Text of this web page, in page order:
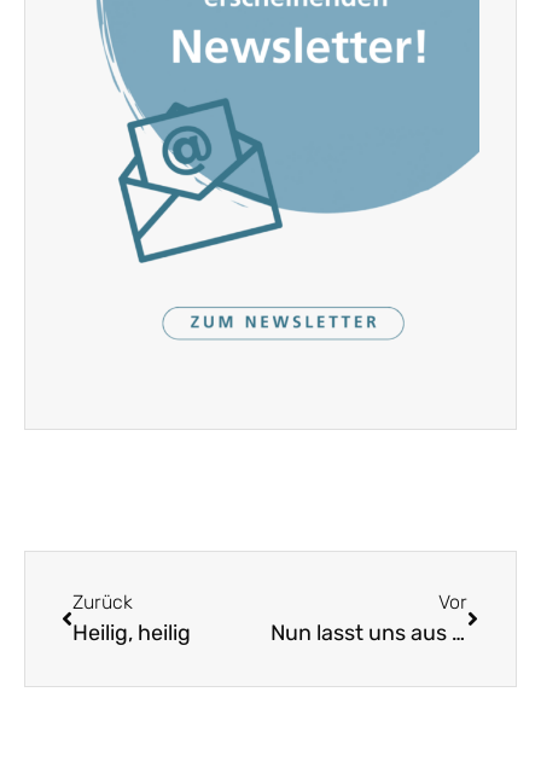
Zurück
Heilig, heilig
Vor
Nun lasst uns aus der Seele Grund